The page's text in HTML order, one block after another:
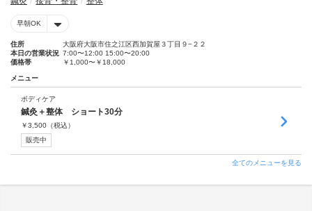
早朝OK
住所
大阪府大阪市住之江区西加賀屋３丁目９−２２
本日の営業状況 7:00〜12:00 15:00〜20:00
価格帯
￥1,000〜￥18,000
メニュー
ボディケア
鍼灸＋整体 ショート30分
￥3,500 （税込）
販売中
全てのメニューを見る